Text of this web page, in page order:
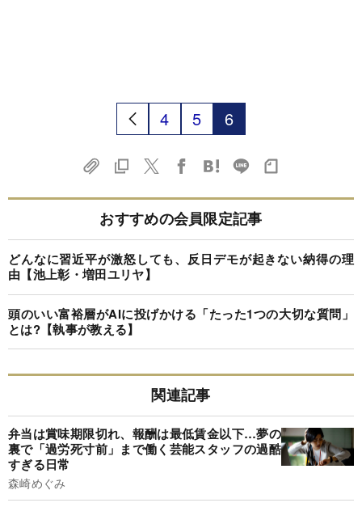
4 5 6
おすすめの会員限定記事
どんなに習近平が激怒しても、反日デモが起きない納得の理
由【池上彰・増田ユリヤ】
頭のいい富裕層がAIに投げかける「たった1つの大切な質問」
とは?【執事が教える】
関連記事
弁当は賞味期限切れ、報酬は最低賃金以下…夢の
裏で「過労死寸前」まで働く芸能スタッフの過酷
すぎる日常
森崎めぐみ